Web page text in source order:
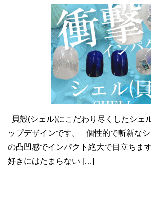
貝殻(シェル)にこだわり尽くしたシェ
ップデザインです。 個性的で斬新な
の凸凹感でインパクト絶大で目立ちま
好きにはたまらない […]